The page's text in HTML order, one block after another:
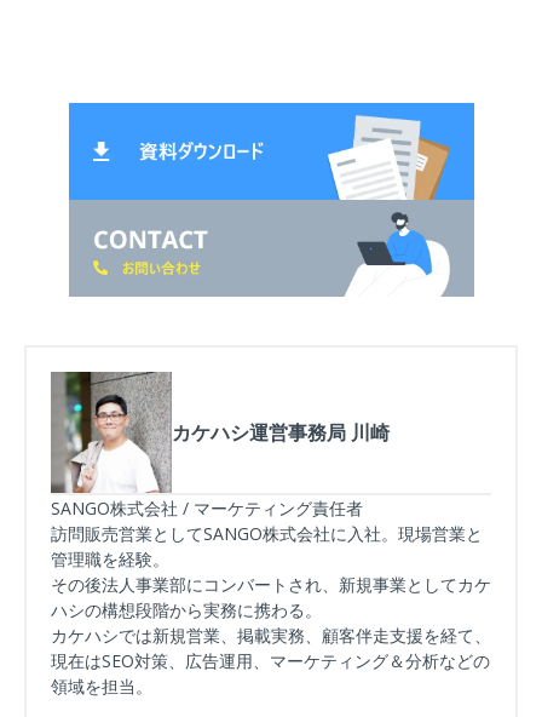
カケハシ運営事務局 川崎
SANGO株式会社 / マーケティング責任者
訪問販売営業としてSANGO株式会社に入社。現場営業と
管理職を経験。
その後法人事業部にコンバートされ、新規事業としてカケ
ハシの構想段階から実務に携わる。
カケハシでは新規営業、掲載実務、顧客伴走支援を経て、
現在はSEO対策、広告運用、マーケティング＆分析などの
領域を担当。